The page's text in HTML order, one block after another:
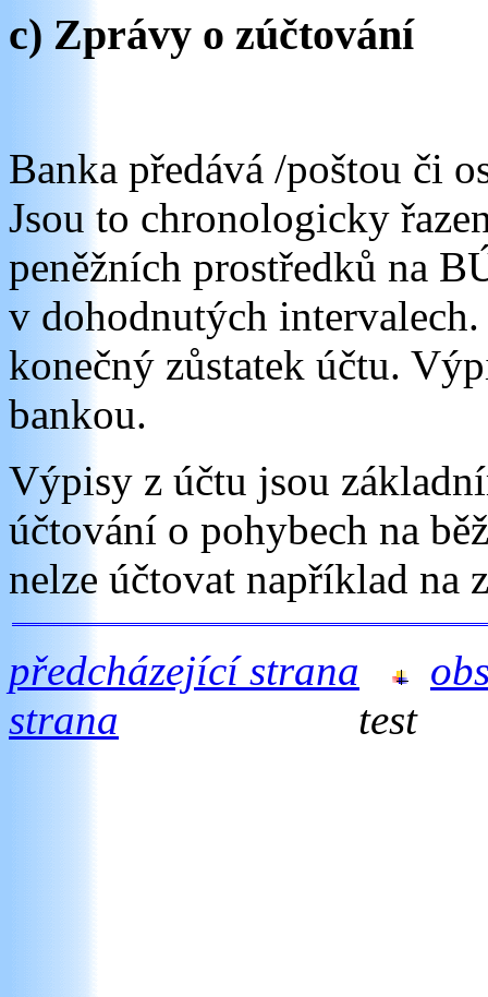
c) Zprávy o zúčtování
Banka předává /poštou či
Jsou to chronologicky
peněžních prostředků na
v dohodnutých
konečný zůstatek účtu.
bankou.
Výpisy z účtu jsou
účtování o pohybech na
nelze účtovat například na
předcházející strana
strana test